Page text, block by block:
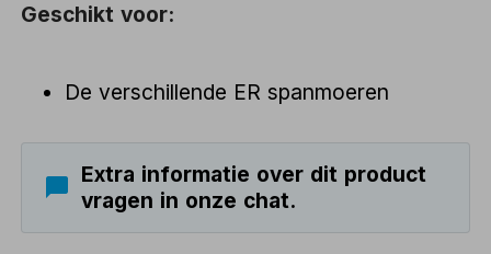
Geschikt voor:
De verschillende ER spanmoeren
Extra informatie over dit product
vragen in onze chat.